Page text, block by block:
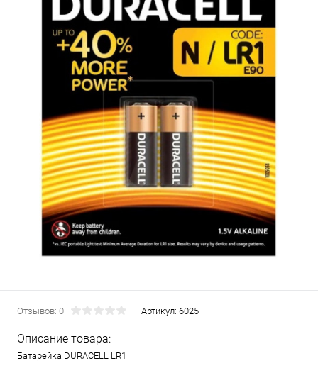
Отзывов: 0 Артикул: 6025
Описание товара:
Батарейка DURACELL LR1